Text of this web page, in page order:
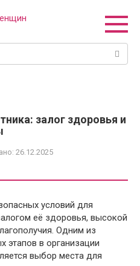
залог здоровья и
26.12.2025
условий для
её здоровья, высокой
Одним из
этапов в организации
выбор места для